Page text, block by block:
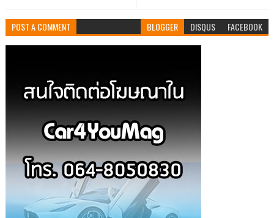
POST A COMMENT BLOGGER DISQUS FACEBOOK